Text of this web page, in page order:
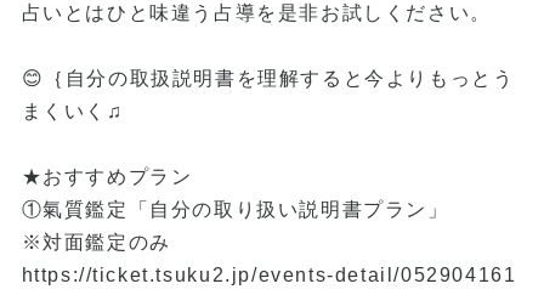
占いとはひと味違う占導を是非お試しください。
😊｛自分の取扱説明書を理解すると今よりもっとう
まくいく♫
★おすすめプラン
①氣質鑑定「自分の取り扱い説明書プラン」
※対面鑑定のみ
https://ticket.tsuku2.jp/events-detail/052904161